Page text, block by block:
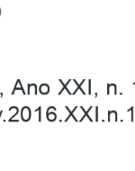
Ano XXI, n.